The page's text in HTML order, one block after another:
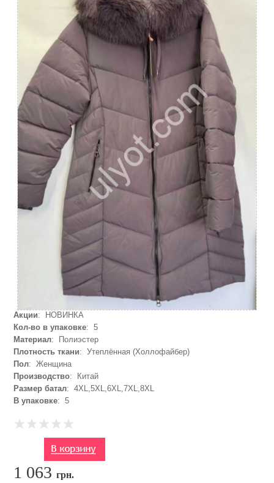
Акции: НОВИНКА
Кол-во в упаковке: 5
Материал: Полиэстер
Плотность ткани: Утеплённая (Холлофайбер)
Пол: Женщина
Производство: Китай
Размер батал: 4XL,5XL,6XL,7XL,8XL
В упаковке: 5
1 063грн.